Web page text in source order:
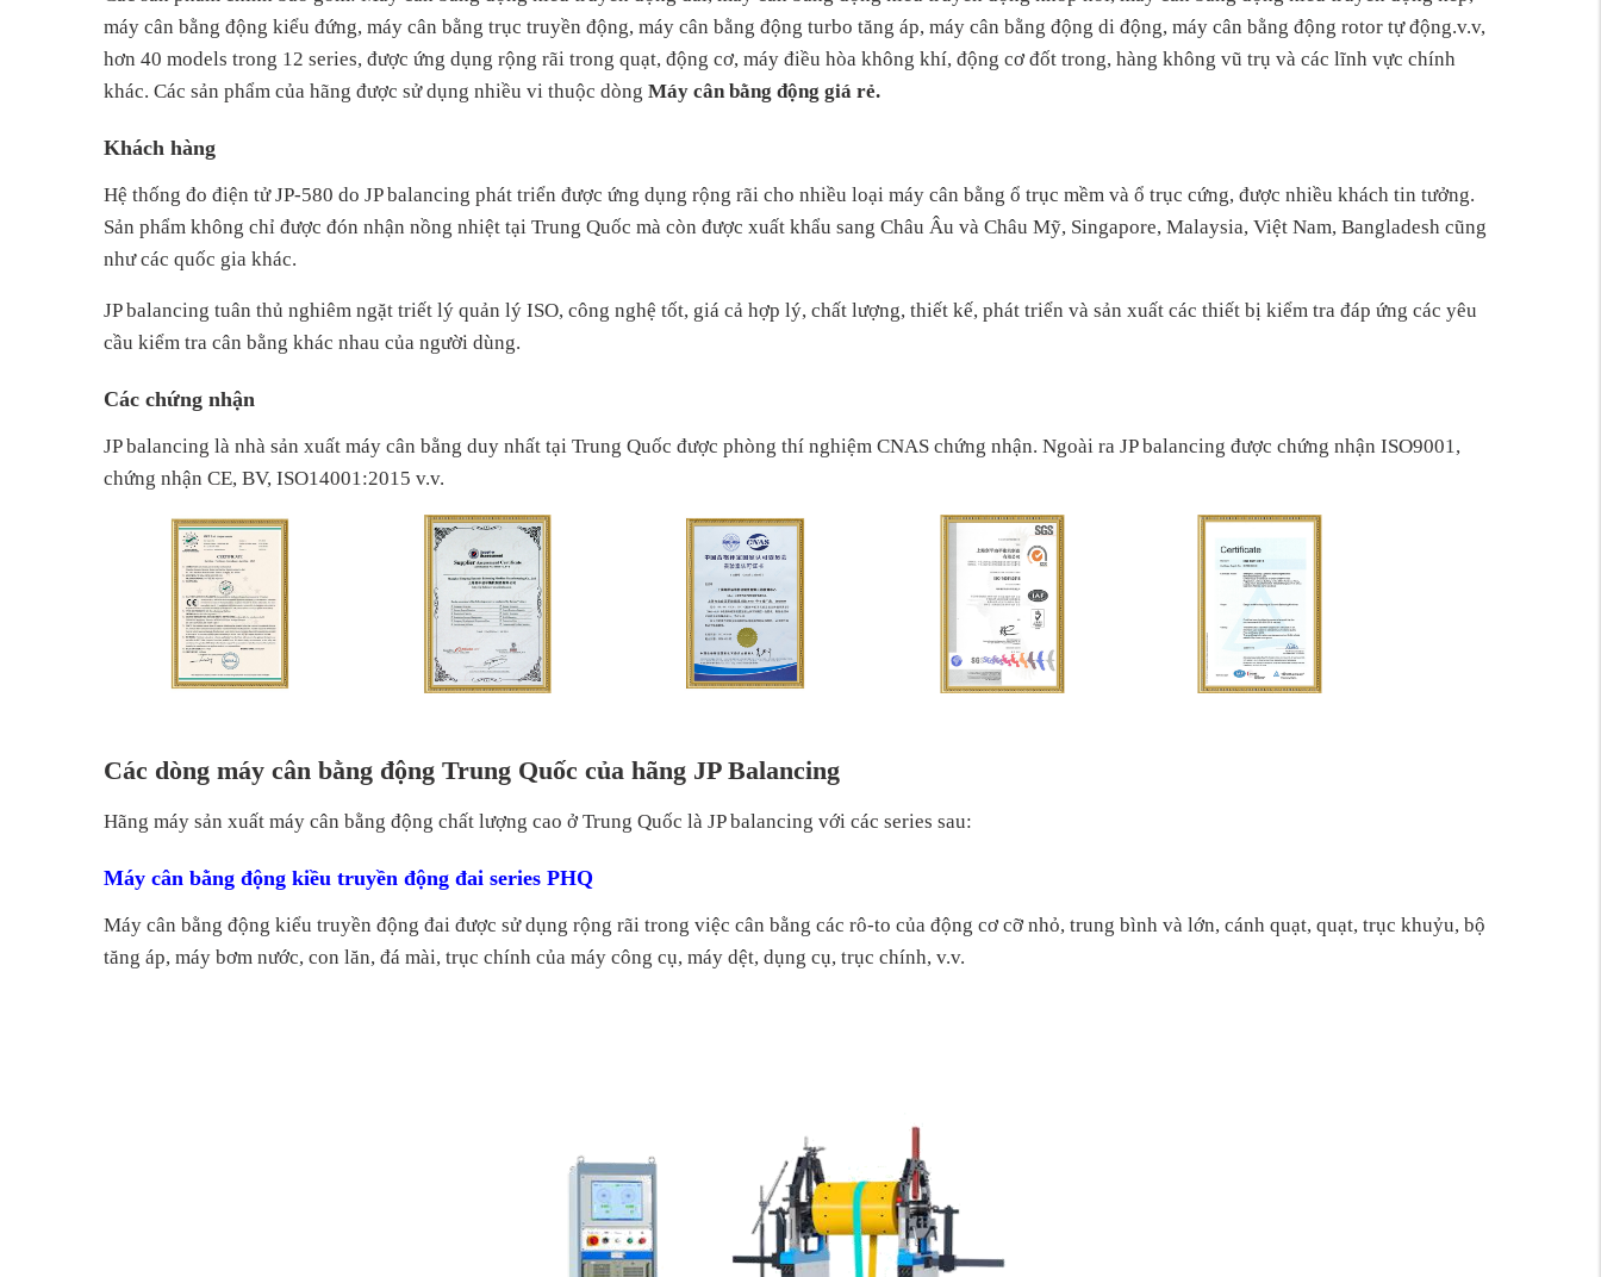
máy cân bằng động kiểu đứng, máy cân bằng trục truyền động, máy cân bằng động turbo tăng áp, máy cân bằng động di động, máy cân bằng động rotor tự động.v.v,
hơn 40 models trong 12 series, được ứng dụng rộng rãi trong quạt, động cơ, máy điều hòa không khí, động cơ đốt trong, hàng không vũ trụ và các lĩnh vực chính
khác. Các sản phẩm của hãng được sử dụng nhiều vi thuộc dòng Máy cân bằng động giá rẻ.
Khách hàng
Hệ thống đo điện tử JP-580 do JP balancing phát triển được ứng dụng rộng rãi cho nhiều loại máy cân bằng ổ trục mềm và ổ trục cứng, được nhiều khách tin tưởng.
Sản phẩm không chỉ được đón nhận nồng nhiệt tại Trung Quốc mà còn được xuất khẩu sang Châu Âu và Châu Mỹ, Singapore, Malaysia, Việt Nam, Bangladesh cũng
như các quốc gia khác.
JP balancing tuân thủ nghiêm ngặt triết lý quản lý ISO, công nghệ tốt, giá cả hợp lý, chất lượng, thiết kế, phát triển và sản xuất các thiết bị kiểm tra đáp ứng các yêu
cầu kiểm tra cân bằng khác nhau của người dùng.
Các chứng nhận
JP balancing là nhà sản xuất máy cân bằng duy nhất tại Trung Quốc được phòng thí nghiệm CNAS chứng nhận. Ngoài ra JP balancing được chứng nhận ISO9001,
chứng nhận CE, BV, ISO14001:2015 v.v.
Các dòng máy cân bằng động Trung Quốc của hãng JP Balancing
Hãng máy sản xuất máy cân bằng động chất lượng cao ở Trung Quốc là JP balancing với các series sau:
Máy cân bằng động kiều truyền động đai series PHQ
Máy cân bằng động kiểu truyền động đai được sử dụng rộng rãi trong việc cân bằng các rô-to của động cơ cỡ nhỏ, trung bình và lớn, cánh quạt, quạt, trục khuỷu, bộ
tăng áp, máy bơm nước, con lăn, đá mài, trục chính của máy công cụ, máy dệt, dụng cụ, trục chính, v.v.